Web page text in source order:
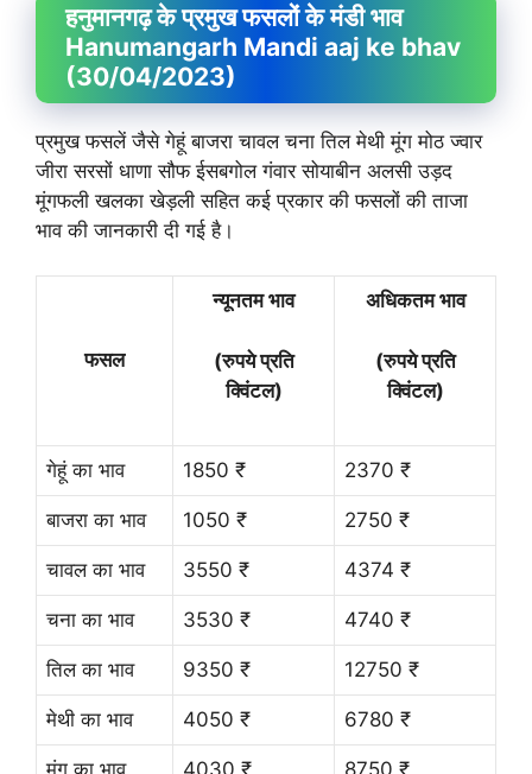
हनुमानगढ़ के प्रमुख फसलों के मंडी भाव
Hanumangarh Mandi aaj ke bhav
(30/04/2023)
प्रमुख फसलें जैसे गेहूं बाजरा चावल चना तिल मेथी मूंग मोठ ज्वार
जीरा सरसों धाणा सौफ ईसबगोल गंवार सोयाबीन अलसी उड़द
मूंगफली खलका खेड़ली सहित कई प्रकार की फसलों की ताजा
भाव की जानकारी दी गई है।
फसल
न्यूनतम भाव
(रुपये प्रति
क्विंटल)
अधिकतम भाव
(रुपये प्रति
क्विंटल)
गेहूं का भाव 1850 ₹ 2370 ₹
बाजरा का भाव 1050 ₹ 2750 ₹
चावल का भाव 3550 ₹ 4374 ₹
चना का भाव 3530 ₹ 4740 ₹
तिल का भाव 9350 ₹ 12750 ₹
मेथी का भाव 4050 ₹ 6780 ₹
मूंग का भाव 4030 ₹ 8750 ₹